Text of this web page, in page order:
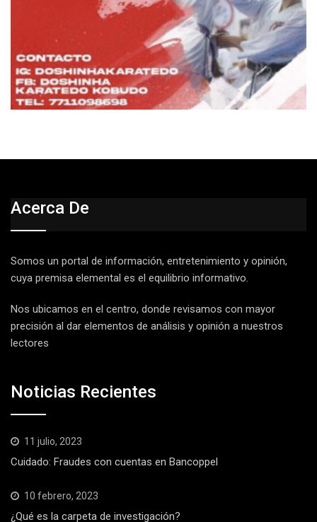
Acerca De
Somos un portal de información, entretenimiento y opinión,
cuya premisa elemental es el equilibrio informativo.
Nos ubicamos en el centro, donde revisamos con mayor
precisión al dar elementos de análisis y opinión a nuestros
lectores
Noticias Recientes
11 julio, 2023
Cuidado: Fraudes con cuentas en Bancoppel
10 febrero, 2023
¿Qué es la carpeta de investigación?